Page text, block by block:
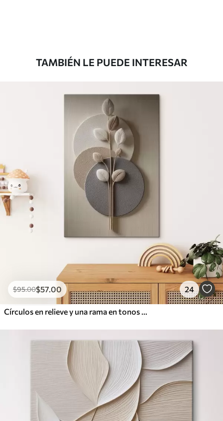
TAMBIÉN LE PUEDE INTERESAR
$95.00$57.00 24
Círculos en relieve y una rama en tonos neutros cálidos